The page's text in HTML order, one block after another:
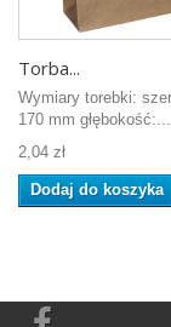
Torba...
Wymiary torebki:
170 mm głębokość:...
2,04 zł
Dodaj do koszyka